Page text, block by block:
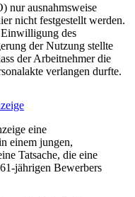
nur ausnahmsweise
nicht festgestellt werden.
Einwilligung des
der Nutzung stellte
der Arbeitnehmer die
verlangen durfte.
eine
einem jungen,
Tatsache, die eine
jährigen Bewerbers